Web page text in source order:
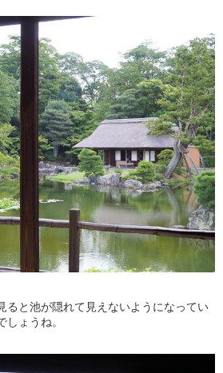
ると池が隠れて見えないようになってい
しょうね。